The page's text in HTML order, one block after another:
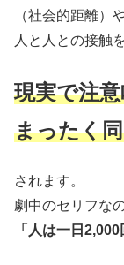
（社会的距離）や
人と人との接触
現実で注
まったく
されます。
劇中のセリフな
「人は一日